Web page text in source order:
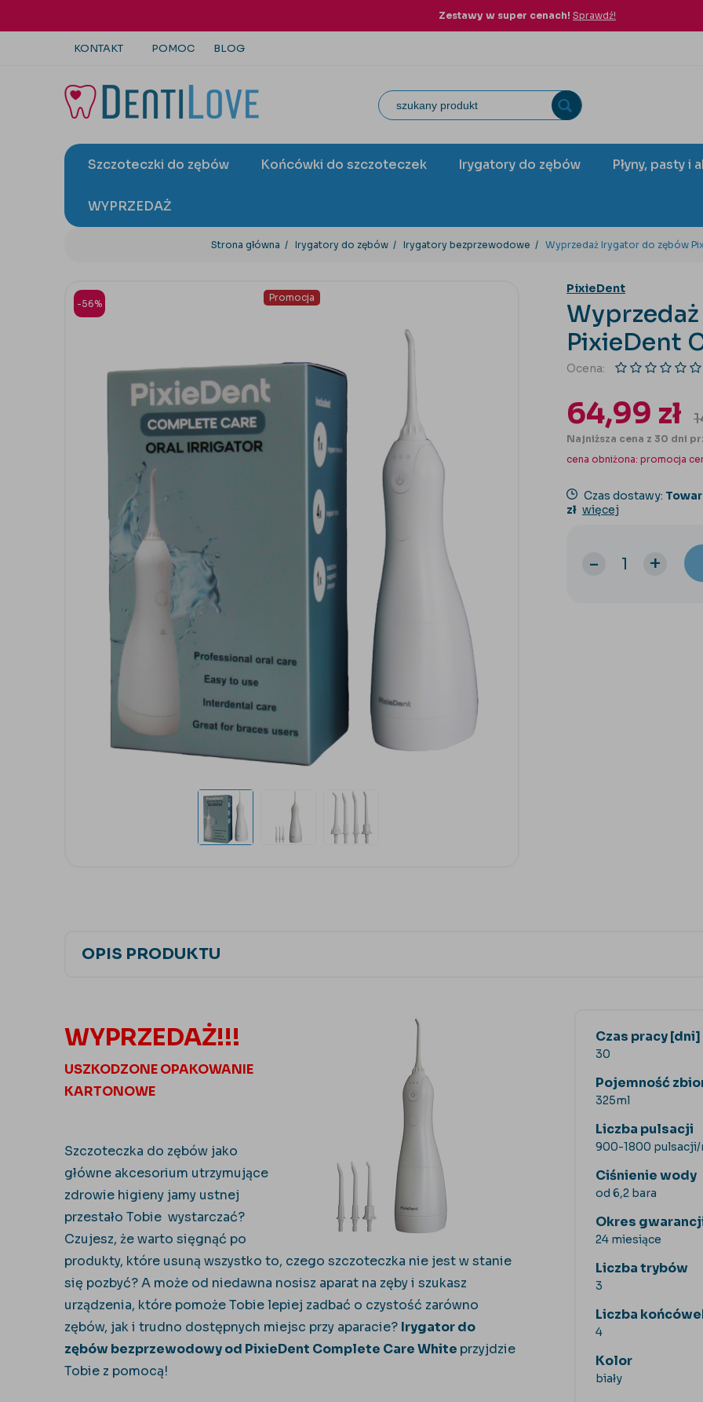
Zestawy w super cenach! Sprawdź!
KONTAKT
+48 22 113 4446
kontakt@dentilove.pl
POMOC BLOG
Szczoteczki do zębów Końcówki do szczoteczek Irygatory do zębów Płyny, pasty i
WYPRZEDAŻ
Strona główna Irygatory do zębów Irygatory bezprzewodowe Wyprzedaż Irygator do zębów
Promocja
-56%
PixieDent
PixieDent
Ocena:
64,99 zł
Najniższa cena z 30 dni
cena obniżona: promocja
Czas dostawy:
zł więcej
- +
OPIS PRODUKTU
WYPRZEDAŻ!!!
USZKODZONE OPAKOWANIE
KARTONOWE
Szczoteczka do zębów jako
główne akcesorium utrzymujące
zdrowie higieny jamy ustnej
przestało Tobie wystarczać?
Czujesz, że warto sięgnąć po
produkty, które usuną wszystko to, czego szczoteczka nie jest w stanie
się pozbyć? A może od niedawna nosisz aparat na zęby i szukasz
urządzenia, które pomoże Tobie lepiej zadbać o czystość zarówno
zębów, jak i trudno dostępnych miejsc przy aparacie? Irygator do
zębów bezprzewodowy od PixieDent Complete Care White przyjdzie
Tobie z pomocą!
Czas pracy [dni]
30
Pojemność
325ml
Liczba pulsacji
900-1800 pulsacji/
Ciśnienie wody
od 6,2 bara
Okres
24 miesiące
Liczba trybów
3
Liczba
4
Kolor
biały